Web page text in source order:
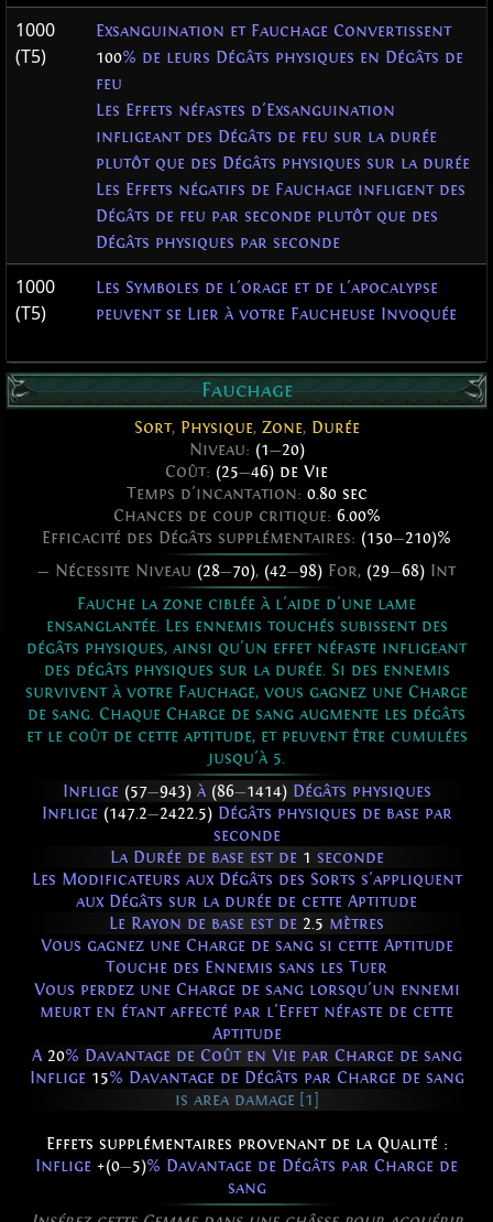
1000
(T5)
Exsanguination et Fauchage Convertissent
100% de leurs Dégâts physiques en Dégâts de
feu
Les Effets néfastes d'Exsanguination
infligeant des Dégâts de feu sur la durée
plutôt que des Dégâts physiques sur la durée
Les Effets négatifs de Fauchage infligent des
Dégâts de feu par seconde plutôt que des
Dégâts physiques par seconde
1000
(T5)
Les Symboles de l'orage et de l'apocalypse
peuvent se Lier à votre Faucheuse Invoquée
Fauchage
Sort, Physique, Zone, Durée
Niveau: (1—20)
Coût: (25—46) de Vie
Temps d'incantation: 0.80 sec
Chances de coup critique: 6.00%
Efficacité des Dégâts supplémentaires: (150—210)%
— Nécessite Niveau (28—70), (42—98) For, (29—68) Int
Fauche la zone ciblée à l'aide d'une lame
ensanglantée. Les ennemis touchés subissent des
dégâts physiques, ainsi qu'un effet néfaste infligeant
des dégâts physiques sur la durée. Si des ennemis
survivent à votre Fauchage, vous gagnez une Charge
de sang. Chaque Charge de sang augmente les dégâts
et le coût de cette aptitude, et peuvent être cumulées
jusqu'à 5.
Inflige (57—943)à (86—1414)Dégâts physiques
Inflige (147.2—2422.5)Dégâts physiques de base par
seconde
La Durée de base est de 1 seconde
Les Modificateurs aux Dégâts des Sorts s'appliquent
aux Dégâts sur la durée de cette Aptitude
Le Rayon de base est de 2.5 mètres
Vous gagnez une Charge de sang si cette Aptitude
Touche des Ennemis sans les Tuer
Vous perdez une Charge de sang lorsqu'un ennemi
meurt en étant affecté par l'Effet néfaste de cette
Aptitude
A 20% Davantage de Coût en Vie par Charge de sang
Inflige 15% Davantage de Dégâts par Charge de sang
is area damage [1]
Effets supplémentaires provenant de la Qualité :
Inflige +(0—5)% Davantage de Dégâts par Charge de
sang